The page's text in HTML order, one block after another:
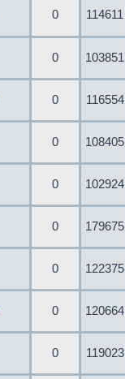
0 114611
0 103851
0 116554
0 108405
0 102924
0 179675
0 122375
0 120664
0 119023